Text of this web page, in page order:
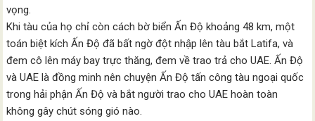
vọng.
Khi tàu của họ chỉ còn cách bờ biển Ấn Độ khoảng 48 km, một
toán biệt kích Ấn Độ đã bất ngờ đột nhập lên tàu bắt Latifa, và
đem cô lên máy bay trực thăng, đem về trao trả cho UAE. Ấn Độ
và UAE là đồng minh nên chuyện Ấn Độ tấn công tàu ngoại quốc
trong hải phận Ấn Độ và bắt người trao cho UAE hoàn toàn
không gây chút sóng gió nào.